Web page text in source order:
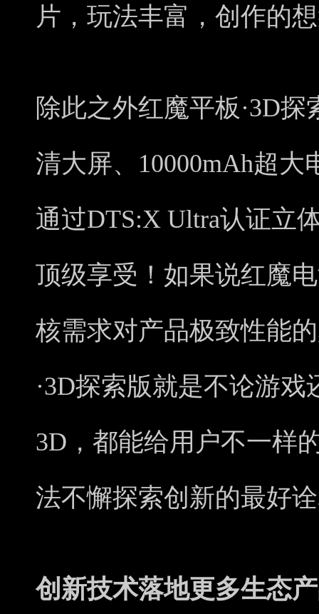
片，玩法丰富，创作的
除此之外红魔平板·3D
清大屏、10000mAh超
通过DTS:X Ultra认证立
顶级享受！如果说红魔
核需求对产品极致性能
·3D探索版就是不论游
3D，都能给用户不一样
法不懈探索创新的最好
创新技术落地更多生态